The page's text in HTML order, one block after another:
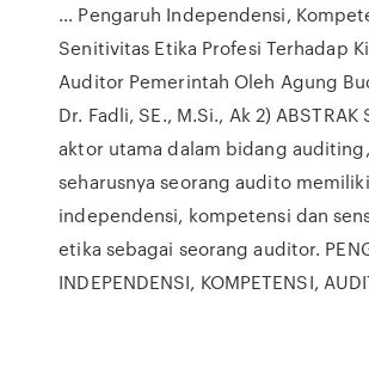
… Pengaruh Independensi,
Senitivitas Etika Profesi Terhadap
Auditor Pemerintah Oleh Agung
Dr. Fadli, SE., M.Si., Ak 2) ABSTRAK
aktor utama dalam bidang
seharusnya seorang audito
independensi, kompetensi dan
etika sebagai seorang auditor.
INDEPENDENSI, KOMPETENSI,